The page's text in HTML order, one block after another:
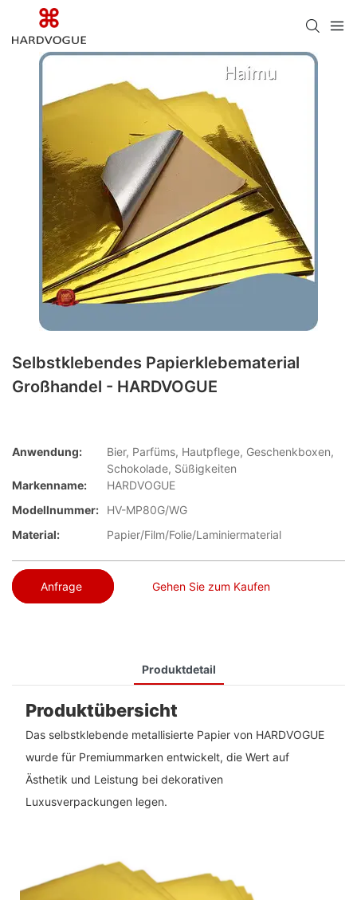
Selbstklebendes Papierklebematerial
Großhandel - HARDVOGUE
Anwendung:
Bier, Parfüms, Hautpflege, Geschenkboxen,
Schokolade, Süßigkeiten
Markenname:
HARDVOGUE
Modellnummer:
HV-MP80G/WG
Material:
Papier/Film/Folie/Laminiermaterial
Anfrage Gehen Sie zum Kaufen
Produktdetail
Produktübersicht
Das selbstklebende metallisierte Papier von HARDVOGUE
wurde für Premiummarken entwickelt, die Wert auf
Ästhetik und Leistung bei dekorativen
Luxusverpackungen legen.